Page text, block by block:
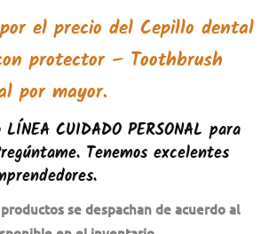
el precio del Cepillo dental
protector – Toothbrush
por mayor.
LÍNEA CUIDADO PERSONAL para
Tenemos excelentes
se despachan de acuerdo al